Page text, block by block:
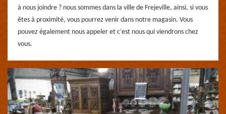
à nous joindre ? nous sommes dans la ville de Frejeville, ainsi, si vous
êtes à proximité, vous pourrez venir dans notre magasin. Vous
pouvez également nous appeler et c’est nous qui viendrons chez
vous.